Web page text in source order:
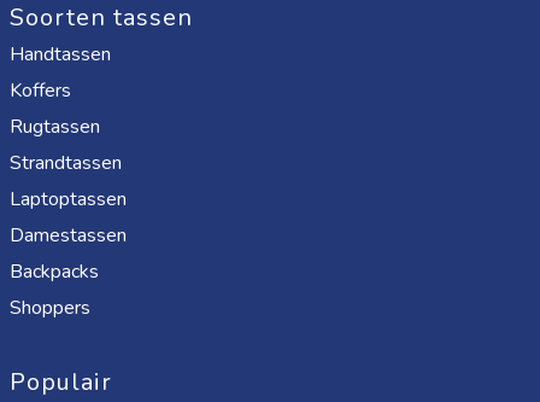
Soorten tassen
Handtassen
Koffers
Rugtassen
Strandtassen
Laptoptassen
Damestassen
Backpacks
Shoppers
Populair